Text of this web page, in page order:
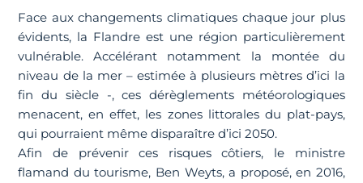
Face aux changements climatiques chaque jour plus
évidents, la Flandre est une région particulièrement
vulnérable. Accélérant notamment la montée du
niveau de la mer – estimée à plusieurs mètres d’ici la
fin du siècle -, ces dérèglements météorologiques
menacent, en effet, les zones littorales du plat-pays,
qui pourraient même disparaître d’ici 2050.
Afin de prévenir ces risques côtiers, le ministre
flamand du tourisme, Ben Weyts, a proposé, en 2016,